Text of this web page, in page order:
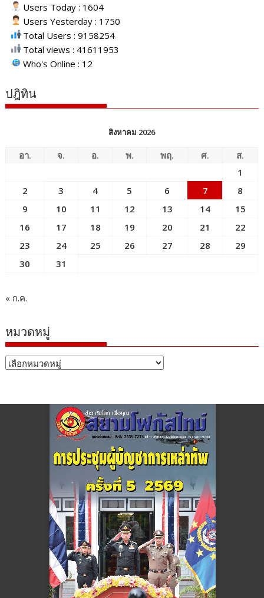
Users Today : 1604
Users Yesterday : 1750
Total Users : 9158254
Total views : 41611953
Who's Online : 12
ปฎิทิน
สิงหาคม 2026
อา. จ. อ. พ. พฤ. ศ.
ส.
1
2
3 4 5 6 7
8
9
10 11 12 13 14
15
16
17 18 19 20 21
22
23
24 25 26 27 28
29
30
31
« ก.ค.
หมวดหมู่
หมวด